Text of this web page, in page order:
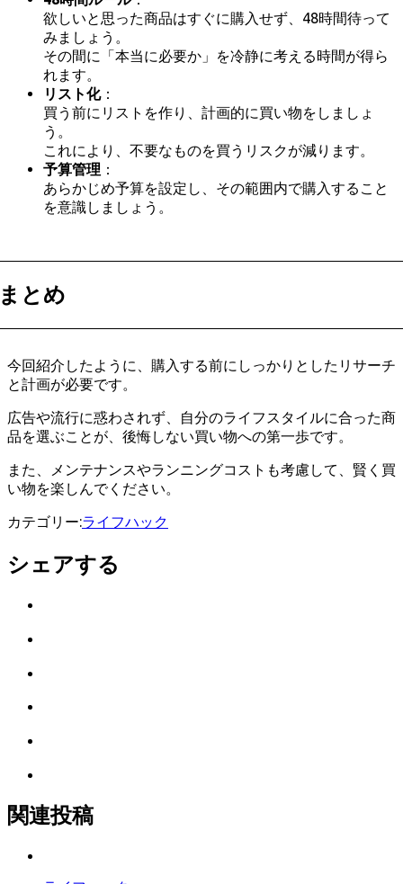
欲しいと思った商品はすぐに購入せず、48時間待って
みましょう。
その間に「本当に必要か」を冷静に考える時間が得ら
れます。
リスト化：
買う前にリストを作り、計画的に買い物をしましょ
う。
これにより、不要なものを買うリスクが減ります。
予算管理 ：
あらかじめ予算を設定し、その範囲内で購入すること
を意識しましょう。
とめ
今回紹介したように、購入する前にしっかりとしたリサーチ
と計画が必要です。
広告や流行に惑わされず、自分のライフスタイルに合った商
品を選ぶことが、後悔しない買い物への第一歩です。
また、メンテナンスやランニングコストも考慮して、賢く買
い物を楽しんでください。
カテゴリー:ライフハック
シェアする
に
保
購
読
関連投稿